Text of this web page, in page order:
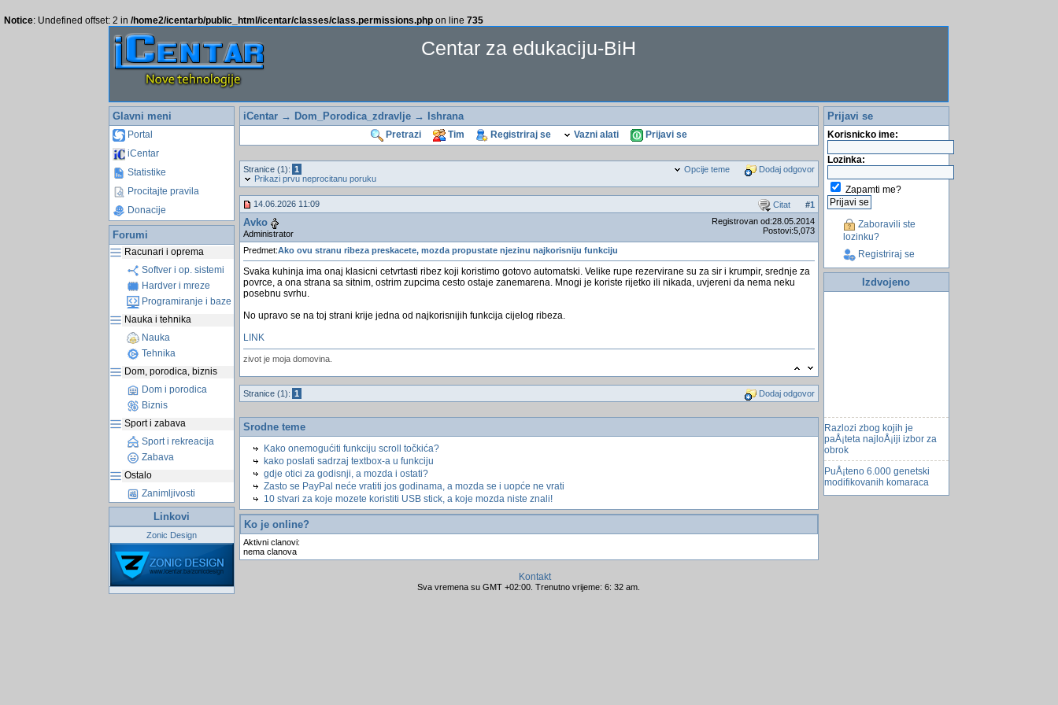
Notice: Undefined offset: 2 in /home2/icentarb/public_html/icentar/classes/class.permissions.php on line 735
Centar za edukaciju-BiH
Glavni meni
Portal
iCentar
Statistike
Procitajte pravila
Donacije
Forumi
Racunari i oprema
Softver i op. sistemi
Hardver i mreze
Programiranje i baze
Nauka i tehnika
Nauka
Tehnika
Dom, porodica, biznis
Dom i porodica
Biznis
Sport i zabava
Sport i rekreacija
Zabava
Ostalo
Zanimljivosti
Linkovi
Zonic Design
iCentar→ Dom_Porodica_zdravlje→ Ishrana
Pretrazi Tim Registriraj se Vazni alati Prijavi se
Opcije teme Dodaj odgovor
Stranice (1): 1
Prikazi prvu neprocitanu poruku
Citat #1
14.06.2026 11:09
Avko
Administrator
Registrovan od:28.05.2014
Postovi:5,073
Predmet:Ako ovu stranu ribeza preskacete, mozda propustate njezinu najkorisniju funkciju
Svaka kuhinja ima onaj klasicni cetvrtasti ribez koji koristimo gotovo automatski. Velike rupe rezervirane su za sir i krumpir, srednje za
povrce, a ona strana sa sitnim, ostrim zupcima cesto ostaje zanemarena. Mnogi je koriste rijetko ili nikada, uvjereni da nema neku
posebnu svrhu.
No upravo se na toj strani krije jedna od najkorisnijih funkcija cijelog ribeza.
LINK
zivot je moja domovina.
Dodaj odgovor
Stranice (1): 1
Srodne teme
Kako onemogućiti funkciju scroll točkića?
kako poslati sadrzaj textbox-a u funkciju
gdje otici za godisnji, a mozda i ostati?
Zasto se PayPal neće vratiti jos godinama, a mozda se i uopće ne vrati
10 stvari za koje mozete koristiti USB stick, a koje mozda niste znali!
Ko je online?
Aktivni clanovi:
nema clanova
Kontakt
Sva vremena su GMT +02:00. Trenutno vrijeme: 6: 32 am.
Prijavi se
Korisnicko ime:
Lozinka:
Zapamti me?
Zaboravili ste
lozinku?
Registriraj se
Izdvojeno
Razlozi zbog kojih je
paÅ¡teta najloÅ¡iji izbor za
obrok
PuÅ¡teno 6.000 genetski
modifikovanih komaraca